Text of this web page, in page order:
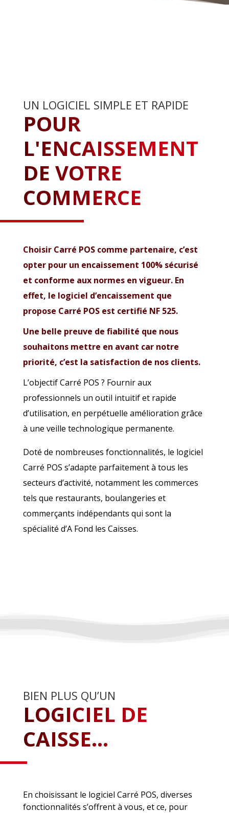
UN LOGICIEL SIMPLE ET RAPIDE
POUR
L'ENCAISSEMENT
DE VOTRE
COMMERCE
Choisir Carré POS comme partenaire, c’est
opter pour un encaissement 100% sécurisé
et conforme aux normes en vigueur. En
effet, le logiciel d’encaissement que
propose Carré POS est certifié NF 525.
Une belle preuve de fiabilité que nous
souhaitons mettre en avant car notre
priorité, c’est la satisfaction de nos clients.
L’objectif Carré POS ? Fournir aux
professionnels un outil intuitif et rapide
d’utilisation, en perpétuelle amélioration grâce
à une veille technologique permanente.
Doté de nombreuses fonctionnalités, le logiciel
Carré POS s’adapte parfaitement à tous les
secteurs d’activité, notamment les commerces
tels que restaurants, boulangeries et
commerçants indépendants qui sont la
spécialité d’A Fond les Caisses.
BIEN PLUS QU’UN
LOGICIEL DE
CAISSE...
En choisissant le logiciel Carré POS, diverses
fonctionnalités s’offrent à vous, et ce, pour